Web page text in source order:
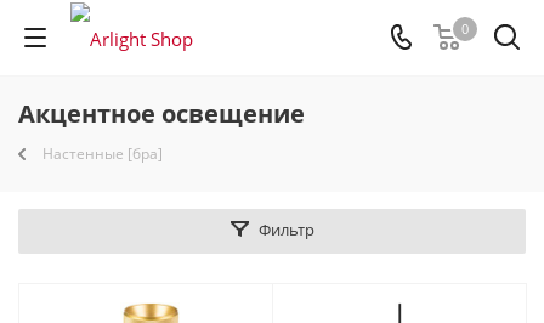
0
Акцентное освещение
Настенные [бра]
Фильтр